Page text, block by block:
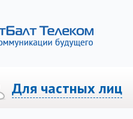
Для частных лиц
Интернет Цифровое ТВ
Интернет